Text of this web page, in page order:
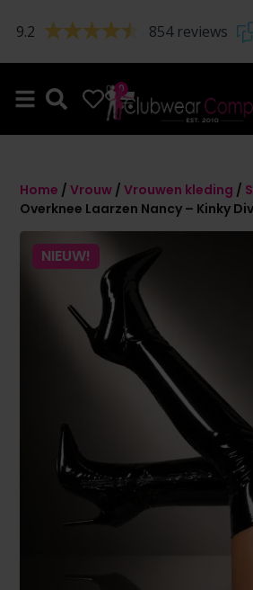
9.2 854 reviews
0 0
Home /Vrouw /Vrouwen kleding /
Overknee Laarzen Nancy – Kinky
NIEUW!